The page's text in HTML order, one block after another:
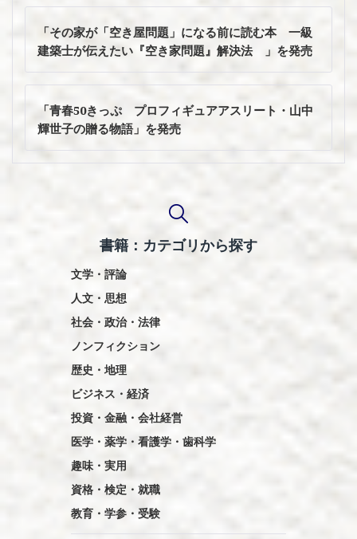
投
ナ
ビ
ゲ
シ
ョ
ン
「その家が「空き屋問題」になる前に読む本 一級
建築士が伝えたい『空き家問題』解決法 」を発売
「青春50きっぷ プロフィギュアアスリート・山中
輝世子の贈る物語」を発売
書籍：カテゴリから探す
文学・評論
人文・思想
社会・政治・法律
ノンフィクション
歴史・地理
ビジネス・経済
投資・金融・会社経営
医学・薬学・看護学・歯科学
趣味・実用
資格・検定・就職
教育・学参・受験